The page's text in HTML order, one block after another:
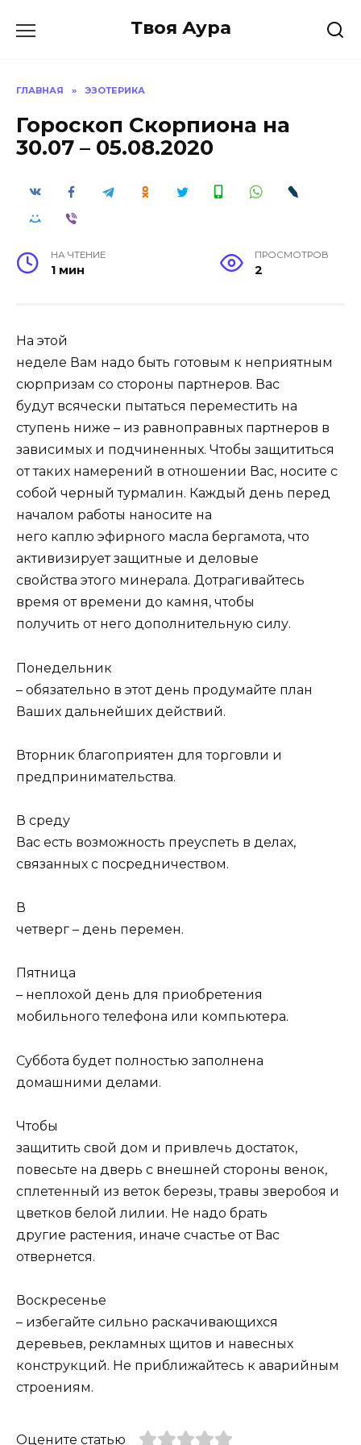
Твоя Аура
ГЛАВНАЯ » ЭЗОТЕРИКА
Гороскоп Скорпиона на
30.07 – 05.08.2020
НА ЧТЕНИЕ
1 мин
ПРОСМОТРОВ
2
На этой
неделе Вам надо быть готовым к неприятным
сюрпризам со стороны партнеров. Вас
будут всячески пытаться переместить на
ступень ниже – из равноправных партнеров в
зависимых и подчиненных. Чтобы защититься
от таких намерений в отношении Вас, носите с
собой черный турмалин. Каждый день перед
началом работы наносите на
него каплю эфирного масла бергамота, что
активизирует защитные и деловые
свойства этого минерала. Дотрагивайтесь
время от времени до камня, чтобы
получить от него дополнительную силу.
Понедельник
– обязательно в этот день продумайте план
Ваших дальнейших действий.
Вторник благоприятен для торговли и
предпринимательства.
В среду
Вас есть возможность преуспеть в делах,
связанных с посредничеством.
В
четверг – день перемен.
Пятница
– неплохой день для приобретения
мобильного телефона или компьютера.
Суббота будет полностью заполнена
домашними делами.
Чтобы
защитить свой дом и привлечь достаток,
повесьте на дверь с внешней стороны венок,
сплетенный из веток березы, травы зверобоя и
цветков белой лилии. Не надо брать
другие растения, иначе счастье от Вас
отвернется.
Воскресенье
– избегайте сильно раскачивающихся
деревьев, рекламных щитов и навесных
конструкций. Не приближайтесь к аварийным
строениям.
Оцените статью